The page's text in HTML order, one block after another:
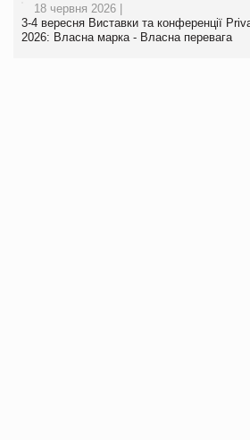
18 червня 2026 |
3-4 вересня Виставки та конференції
2026: Власна марка - Власна перевага